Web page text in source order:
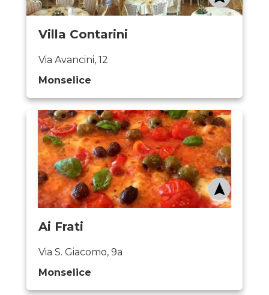
Villa Contarini
Via Avancini, 12
Monselice
Ai Frati
Via S. Giacomo, 9a
Monselice